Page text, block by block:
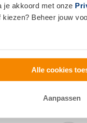
je akkoord met onze
Beheer jouw
Alle cookies
Aanpassen